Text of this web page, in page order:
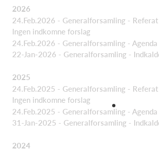
2026
24.Feb.2026 - Generalforsamling - Referat
Ingen indkomne forslag
24.Feb.2026 - Generalforsamling - Agenda
22-Jan-2026 - Generalforsamling -
2025
24.Feb.2025 - Generalforsamling - Referat
Ingen indkomne forslag
24.Feb.2025 - Generalforsamling - Agenda
31-Jan-2025 - Generalforsamling -
2024